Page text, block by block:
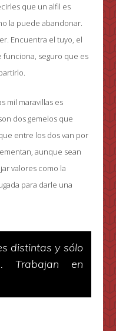
que un alfil es
la puede abandonar.
Encuentra el tuyo, el
funciona, seguro que es
mil maravillas es
dos gemelos que
entre los dos van por
aunque sean
valores como la
para darle una
distintas y sólo
Trabajan en